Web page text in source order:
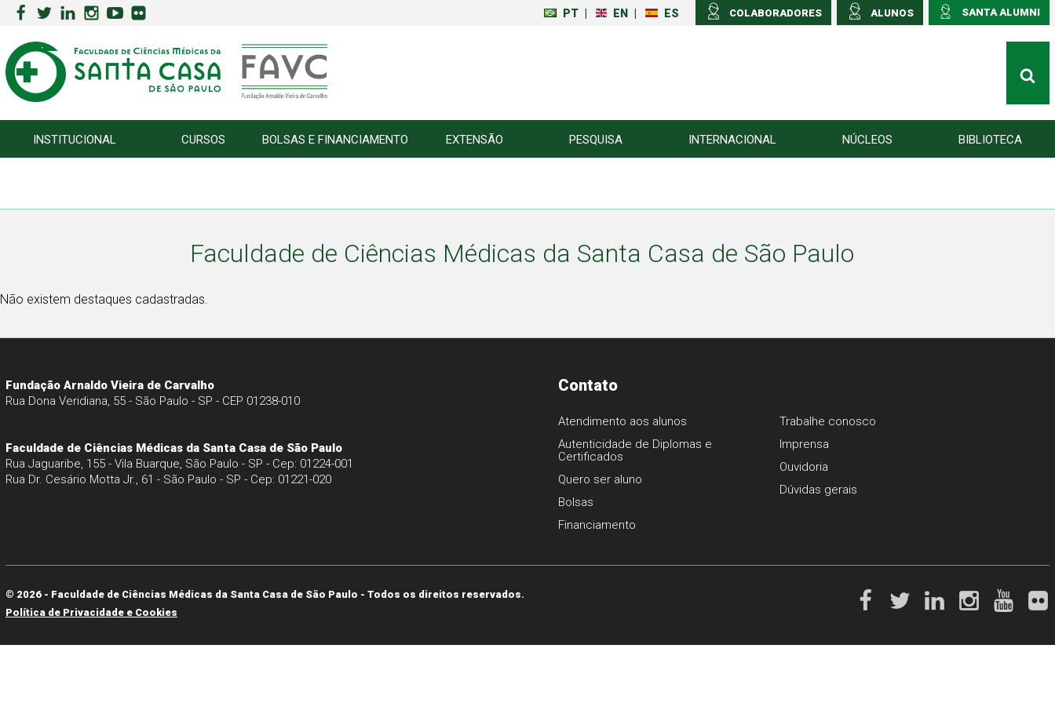
SANTA ALUMNI
ALUNOS
COLABORADORES
PT EN ES
INSTITUCIONAL CURSOS BOLSAS E FINANCIAMENTO EXTENSÃO PESQUISA INTERNACIONAL NÚCLEOS BIBLIOTECA
Faculdade de Ciências Médicas da Santa Casa de São Paulo
Não existem destaques cadastradas.
Fundação Arnaldo Vieira de Carvalho
Rua Dona Veridiana, 55 - São Paulo - SP - CEP 01238-010
Faculdade de Ciências Médicas da Santa Casa de São Paulo
Rua Jaguaribe, 155 - Vila Buarque, São Paulo - SP - Cep: 01224-001
Rua Dr. Cesário Motta Jr., 61 - São Paulo - SP - Cep: 01221-020
Contato
Atendimento aos alunos
Autenticidade de Diplomas e
Certificados
Quero ser aluno
Bolsas
Financiamento
Trabalhe conosco
Imprensa
Ouvidoria
Dúvidas gerais
© 2026 - Faculdade de Ciências Médicas da Santa Casa de São Paulo - Todos os direitos reservados.
Política de Privacidade e Cookies